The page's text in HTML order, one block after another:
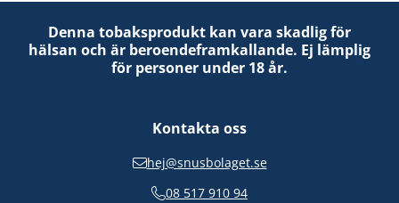
Denna tobaksprodukt kan vara skadlig för
hälsan och är beroendeframkallande. Ej lämplig
för personer under 18 år.
Kontakta oss
hej@snusbolaget.se
08 517 910 94